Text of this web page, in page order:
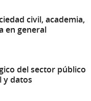
y
civil, 45
que
Público
Ley N°
Latina
civil, academia,
en general
del sector público
y datos